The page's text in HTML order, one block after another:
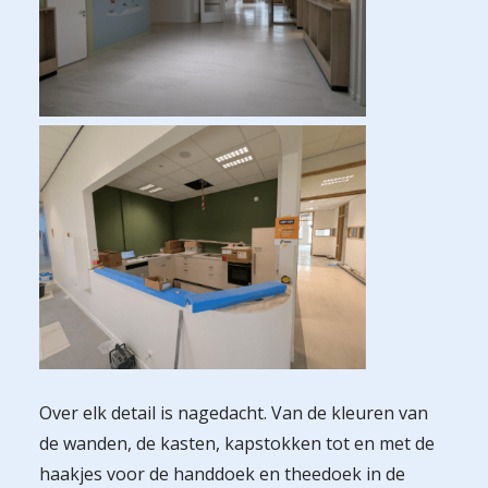
Over elk detail is nagedacht. Van de kleuren van
de wanden, de kasten, kapstokken tot en met de
haakjes voor de handdoek en theedoek in de